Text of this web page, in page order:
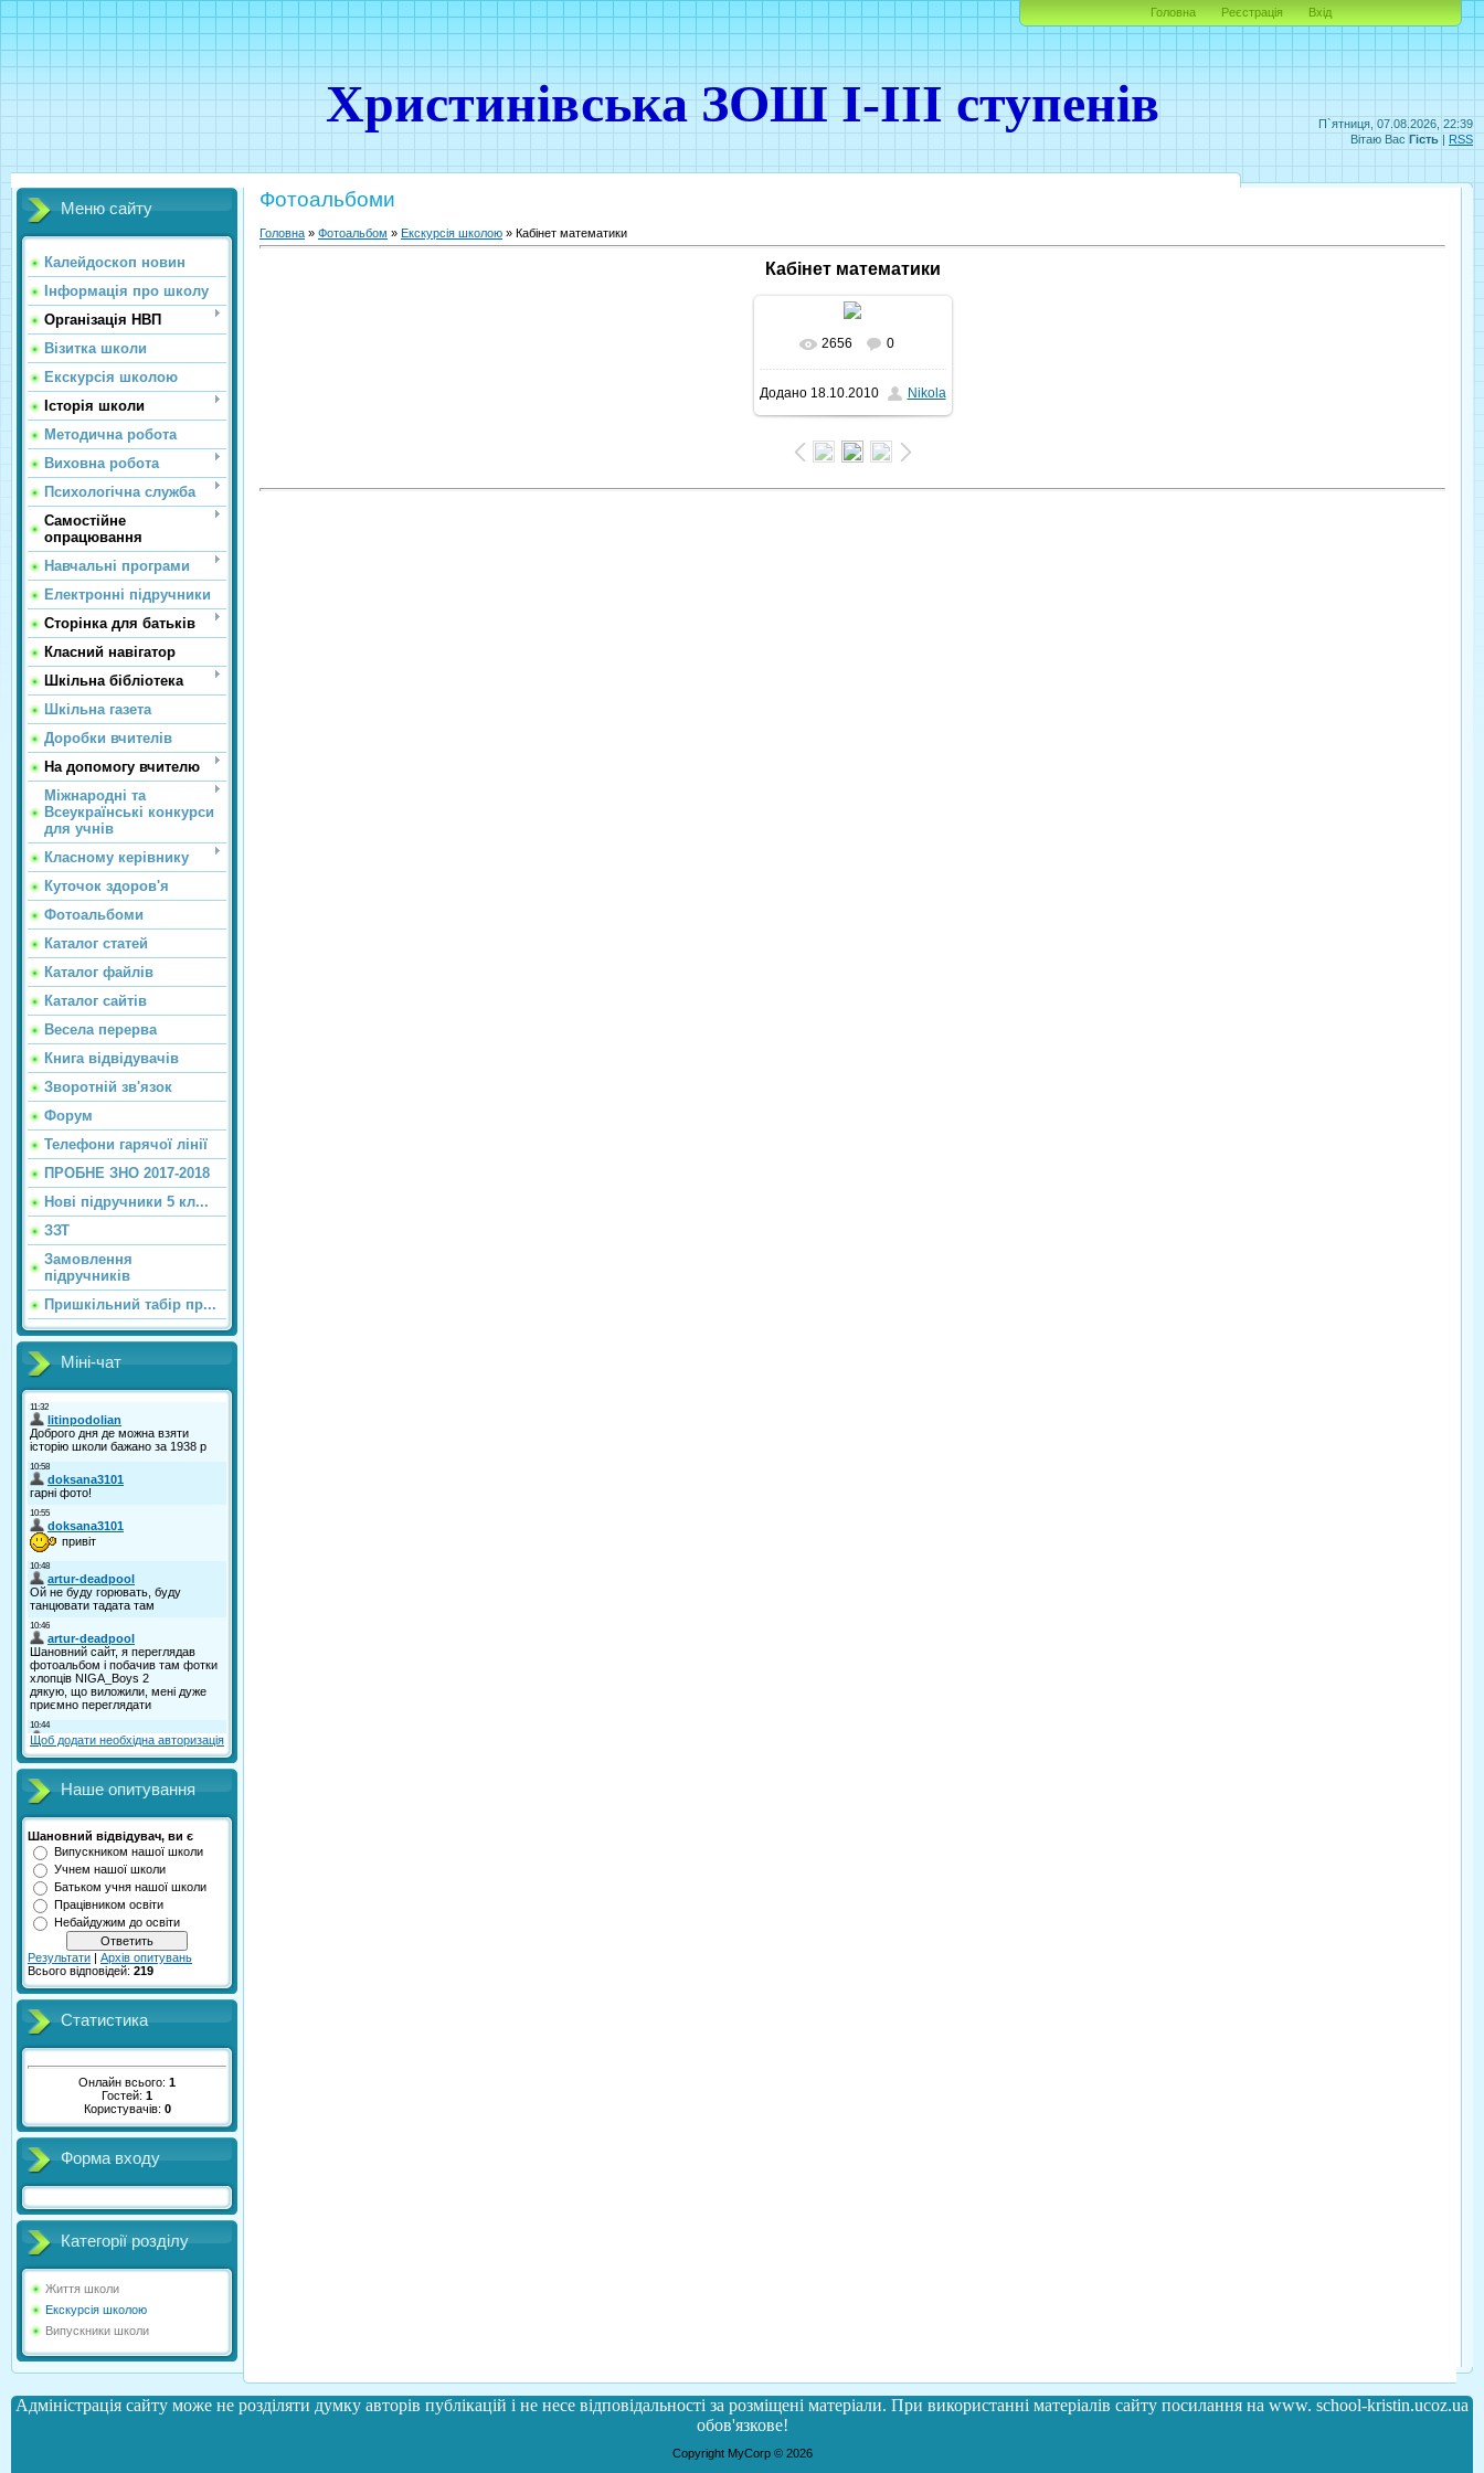
П`ятниця, 07.08.2026, 22:39
Вітаю Вас Гість | RSS
Христинівська ЗОШ І-ІІІ ступенів
Головна Реєстрація Вхід
Меню сайту
Калейдоскоп новин
Інформація про школу
Організація НВП
Візитка школи
Екскурсія школою
Історія школи
Методична робота
Виховна робота
Психологічна служба
Самостійне
опрацювання
Навчальні програми
Електронні підручники
Сторінка для батьків
Класний навігатор
Шкільна бібліотека
Шкільна газета
Доробки вчителів
На допомогу вчителю
Міжнародні та
Всеукраїнські конкурси
для учнів
Класному керівнику
Куточок здоров'я
Фотоальбоми
Каталог статей
Каталог файлів
Каталог сайтiв
Весела перерва
Книга відвідувачів
Зворотній зв'язок
Форум
Телефони гарячої лінії
ПРОБНЕ ЗНО 2017-2018
Нові підручники 5 кл...
ЗЗТ
Замовлення
підручників
Пришкільний табір пр...
Міні-чат
Щоб додати необхідна авторизація
Наше опитування
Шановний відвідувач, ви є
Випускником нашої школи
Учнем нашої школи
Батьком учня нашої школи
Працівником освіти
Небайдужим до освіти
Результати | Архів опитувань
Всього відповідей: 219
Статистика
Онлайн всього: 1
Гостей: 1
Користувачів: 0
Форма входу
Категорії розділу
Життя школи
Екскурсія школою
Випускники школи
Фотоальбоми
Головна » Фотоальбом » Екскурсія школою » Кабінет математики
Кабінет математики
2656 0
Додано18.10.2010 Nikola
Адміністрація сайту може не розділяти думку авторів публікацій і не несе відповідальності за розміщені матеріали. При використанні матеріалів сайту посилання на www. school-kristin.ucoz.ua
обов'язкове!
Copyright MyCorp © 2026